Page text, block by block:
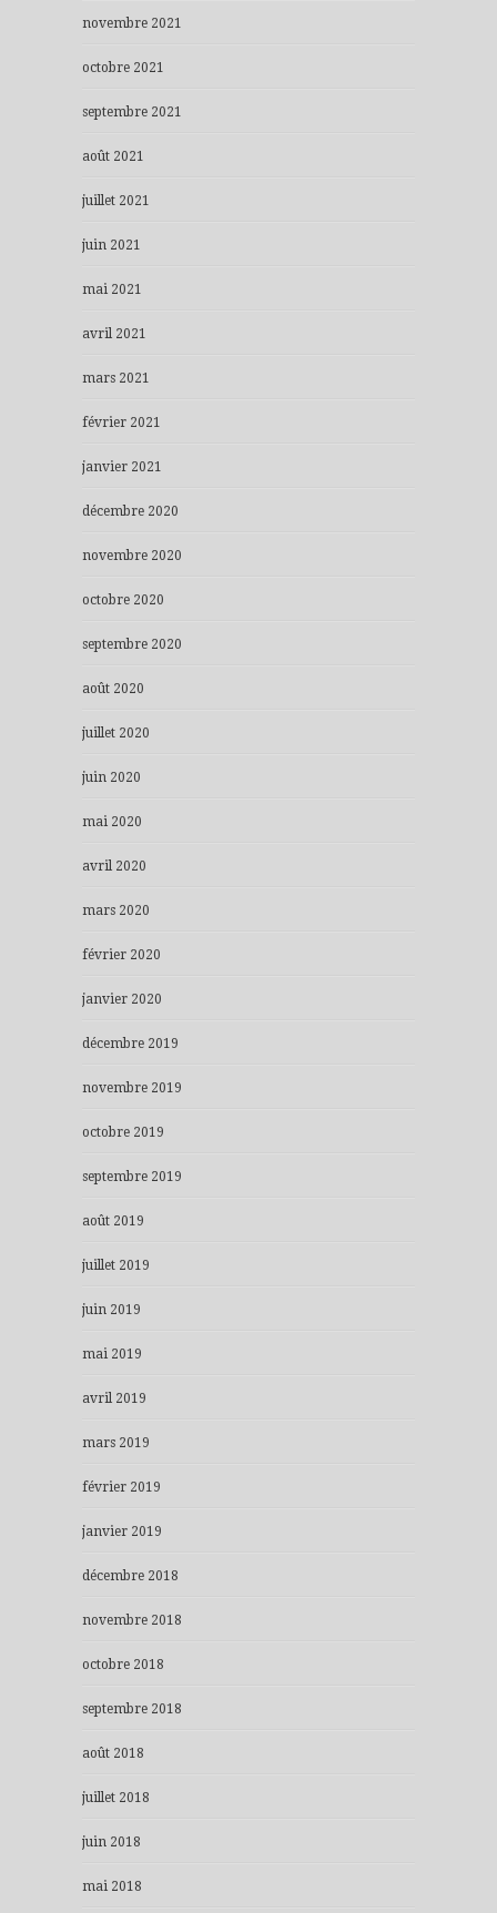
novembre 2021
octobre 2021
septembre 2021
août 2021
juillet 2021
juin 2021
mai 2021
avril 2021
mars 2021
février 2021
janvier 2021
décembre 2020
novembre 2020
octobre 2020
septembre 2020
août 2020
juillet 2020
juin 2020
mai 2020
avril 2020
mars 2020
février 2020
janvier 2020
décembre 2019
novembre 2019
octobre 2019
septembre 2019
août 2019
juillet 2019
juin 2019
mai 2019
avril 2019
mars 2019
février 2019
janvier 2019
décembre 2018
novembre 2018
octobre 2018
septembre 2018
août 2018
juillet 2018
juin 2018
mai 2018